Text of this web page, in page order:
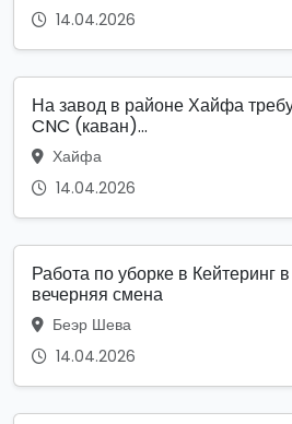
14.04.2026
На завод в районе Хайфа
CNC (каван)...
Хайфа
14.04.2026
Работа по уборке в Кейтеринг
вечерняя смена
Беэр Шева
14.04.2026